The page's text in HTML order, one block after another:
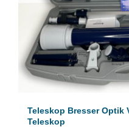
Teleskop Bresser Optik
Teleskop